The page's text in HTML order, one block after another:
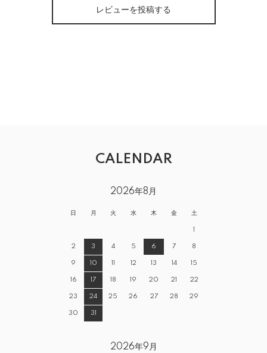
レビューを投稿する
CALENDAR
2026年8月
日 月 火 水 木 金 土
1
2 3 4 5 6 7 8
9 10 11 12 13 14 15
16 17 18 19 20 21 22
23 24 25 26 27 28 29
30 31
2026年9月